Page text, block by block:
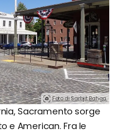
Foto di Sarbjit Bahga.
Sacramento sorge
e American. Fra le